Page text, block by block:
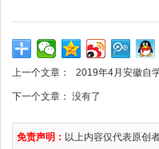
上一个文章： 2019年4月安徽自
下一个文章： 没有了
免责声明： 以上内容仅代表原创